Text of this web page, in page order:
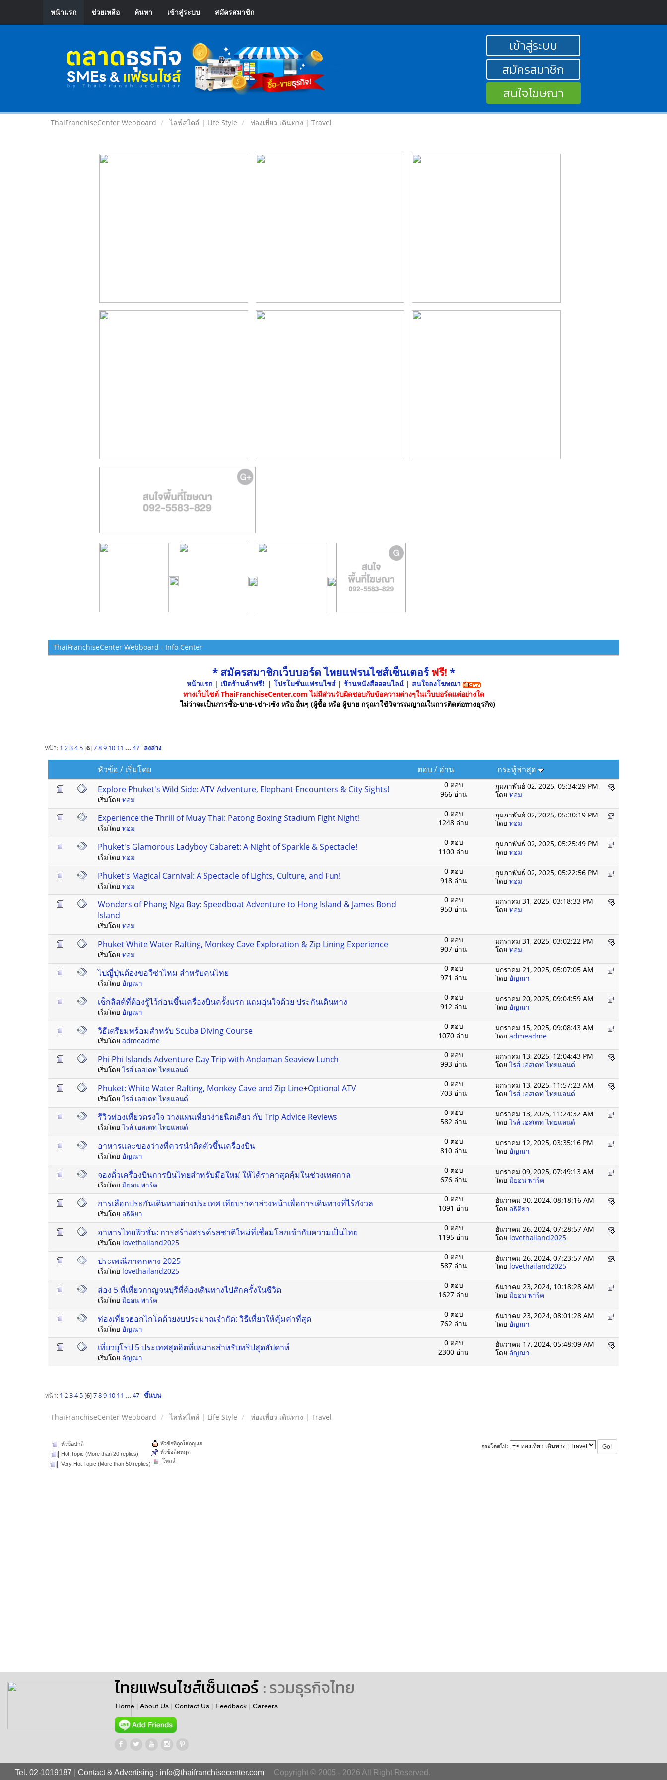
หน้าแรก ช่วยเหลือ ค้นหา เข้าสู่ระบบ สมัครสมาชิก
เข้าสู่ระบบ
สมัครสมาชิก
สนใจโฆษณา
ThaiFranchiseCenter Webboard ไลฟ์สไตล์ | Life Style ท่องเที่ยว เดินทาง | Travel
ThaiFranchiseCenter Webboard - Info Center
* สมัครสมาชิกเว็บบอร์ด ไทยแฟรนไชส์เซ็นเตอร์ฟรี! *
หน้าแรก| เปิดร้านค้าฟรี! | โปรโมชั่นแฟรนไชส์ | ร้านหนังสือออนไลน์ | สนใจลงโฆษณา
ทางเว็บไซต์ ThaiFranchiseCenter.com ไม่มีส่วนรับผิดชอบกับข้อความต่างๆในเว็บบอร์ดแต่อย่างใด
ไม่ว่าจะเป็นการซื้อ-ขาย-เช่า-เซ้ง หรือ อื่นๆ (ผู้ซื้อ หรือ ผู้ขาย กรุณาใช้วิจารณญาณในการติดต่อทางธุรกิจ)
หน้า: 1 2 3 4 5[6]7 8 9 10 11 ... 47 ลงล่าง
หัวข้อ / เริ่มโดย ตอบ / อ่าน
กระทู้ล่าสุด
Explore Phuket's Wild Side: ATV Adventure, Elephant Encounters & City Sights!
เริ่มโดย ทอม
0 ตอบ
966 อ่าน
กุมภาพันธ์ 02, 2025, 05:34:29 PM
โดย ทอม
Experience the Thrill of Muay Thai: Patong Boxing Stadium Fight Night!
เริ่มโดย ทอม
0 ตอบ
1248 อ่าน
กุมภาพันธ์ 02, 2025, 05:30:19 PM
โดย ทอม
Phuket's Glamorous Ladyboy Cabaret: A Night of Sparkle & Spectacle!
เริ่มโดย ทอม
0 ตอบ
1100 อ่าน
กุมภาพันธ์ 02, 2025, 05:25:49 PM
โดย ทอม
Phuket's Magical Carnival: A Spectacle of Lights, Culture, and Fun!
เริ่มโดย ทอม
0 ตอบ
918 อ่าน
กุมภาพันธ์ 02, 2025, 05:22:56 PM
โดย ทอม
Wonders of Phang Nga Bay: Speedboat Adventure to Hong Island & James Bond
Island
เริ่มโดย ทอม
0 ตอบ
950 อ่าน
มกราคม 31, 2025, 03:18:33 PM
โดย ทอม
Phuket White Water Rafting, Monkey Cave Exploration & Zip Lining Experience
เริ่มโดย ทอม
0 ตอบ
907 อ่าน
มกราคม 31, 2025, 03:02:22 PM
โดย ทอม
ไปญี่ปุ่นต้องขอวีซ่าไหม สำหรับคนไทย
เริ่มโดย อัญณา
0 ตอบ
971 อ่าน
มกราคม 21, 2025, 05:07:05 AM
โดย อัญณา
เช็กลิสต์ที่ต้องรู้ไว้ก่อนขึ้นเครื่องบินครั้งแรก แถมอุ่นใจด้วย ประกันเดินทาง
เริ่มโดย อัญณา
0 ตอบ
912 อ่าน
มกราคม 20, 2025, 09:04:59 AM
โดย อัญณา
วิธีเตรียมพร้อมสำหรับ Scuba Diving Course
เริ่มโดย admeadme
0 ตอบ
1070 อ่าน
มกราคม 15, 2025, 09:08:43 AM
โดย admeadme
Phi Phi Islands Adventure Day Trip with Andaman Seaview Lunch
เริ่มโดยไรส์ เอสเตท ไทยแลนด์
0 ตอบ
993 อ่าน
มกราคม 13, 2025, 12:04:43 PM
โดยไรส์ เอสเตท ไทยแลนด์
Phuket: White Water Rafting, Monkey Cave and Zip Line+Optional ATV
เริ่มโดยไรส์ เอสเตท ไทยแลนด์
0 ตอบ
703 อ่าน
มกราคม 13, 2025, 11:57:23 AM
โดยไรส์ เอสเตท ไทยแลนด์
รีวิวท่องเที่ยวตรงใจ วางแผนเที่ยวง่ายนิดเดียว กับ Trip Advice Reviews
เริ่มโดยไรส์ เอสเตท ไทยแลนด์
0 ตอบ
582 อ่าน
มกราคม 13, 2025, 11:24:32 AM
โดยไรส์ เอสเตท ไทยแลนด์
อาหารและของว่างที่ควรนำติดตัวขึ้นเครื่องบิน
เริ่มโดย อัญณา
0 ตอบ
810 อ่าน
มกราคม 12, 2025, 03:35:16 PM
โดย อัญณา
จองตั๋วเครื่องบินการบินไทยสำหรับมือใหม่ ให้ได้ราคาสุดคุ้มในช่วงเทศกาล
เริ่มโดย มิยอน พาร์ค
0 ตอบ
676 อ่าน
มกราคม 09, 2025, 07:49:13 AM
โดย มิยอน พาร์ค
การเลือกประกันเดินทางต่างประเทศ เทียบราคาล่วงหน้าเพื่อการเดินทางที่ไร้กังวล
เริ่มโดย อธิติยา
0 ตอบ
1091 อ่าน
ธันวาคม 30, 2024, 08:18:16 AM
โดย อธิติยา
อาหารไทยฟิวชั่น: การสร้างสรรค์รสชาติใหม่ที่เชื่อมโลกเข้ากับความเป็นไทย
เริ่มโดย lovethailand2025
0 ตอบ
1195 อ่าน
ธันวาคม 26, 2024, 07:28:57 AM
โดย lovethailand2025
ประเพณีภาคกลาง 2025
เริ่มโดย lovethailand2025
0 ตอบ
587 อ่าน
ธันวาคม 26, 2024, 07:23:57 AM
โดย lovethailand2025
ส่อง 5 ที่เที่ยวกาญจนบุรีที่ต้องเดินทางไปสักครั้งในชีวิต
เริ่มโดย มิยอน พาร์ค
0 ตอบ
1627 อ่าน
ธันวาคม 23, 2024, 10:18:28 AM
โดย มิยอน พาร์ค
ท่องเที่ยวฮอกไกโดด้วยงบประมาณจำกัด: วิธีเที่ยวให้คุ้มค่าที่สุด
เริ่มโดย อัญณา
0 ตอบ
762 อ่าน
ธันวาคม 23, 2024, 08:01:28 AM
โดย อัญณา
เที่ยวยุโรป 5 ประเทศสุดฮิตที่เหมาะสำหรับทริปสุดสัปดาห์
เริ่มโดย อัญณา
0 ตอบ
2300 อ่าน
ธันวาคม 17, 2024, 05:48:09 AM
โดย อัญณา
หน้า: 1 2 3 4 5[6]7 8 9 10 11 ... 47 ขึ้นบน
ThaiFranchiseCenter Webboard ไลฟ์สไตล์ | Life Style ท่องเที่ยว เดินทาง | Travel
กระโดดไป:
หัวข้อปกติ
Hot Topic (More than 20 replies)
Very Hot Topic (More than 50 replies)
หัวข้อที่ถูกใส่กุญแจ
หัวข้อติดหมุด
โพลล์
ไทยแฟรนไชส์เซ็นเตอร์ : รวมธุรกิจไทย
Home | About Us | Contact Us | Feedback | Careers
Tel. 02-1019187 Contact & Advertising : info@thaifranchisecenter.com Copyright © 2005 - 2026 All Right Reserved.